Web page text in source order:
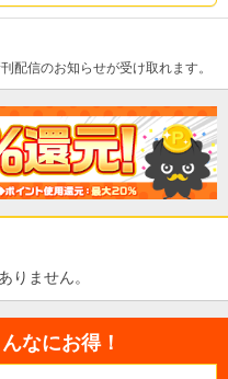
配信のお知らせが受け取れます。
りません。
なにお得！